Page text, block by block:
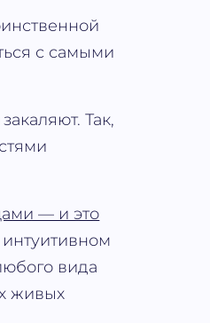
с самыми
Так,
— и это
вида
живых